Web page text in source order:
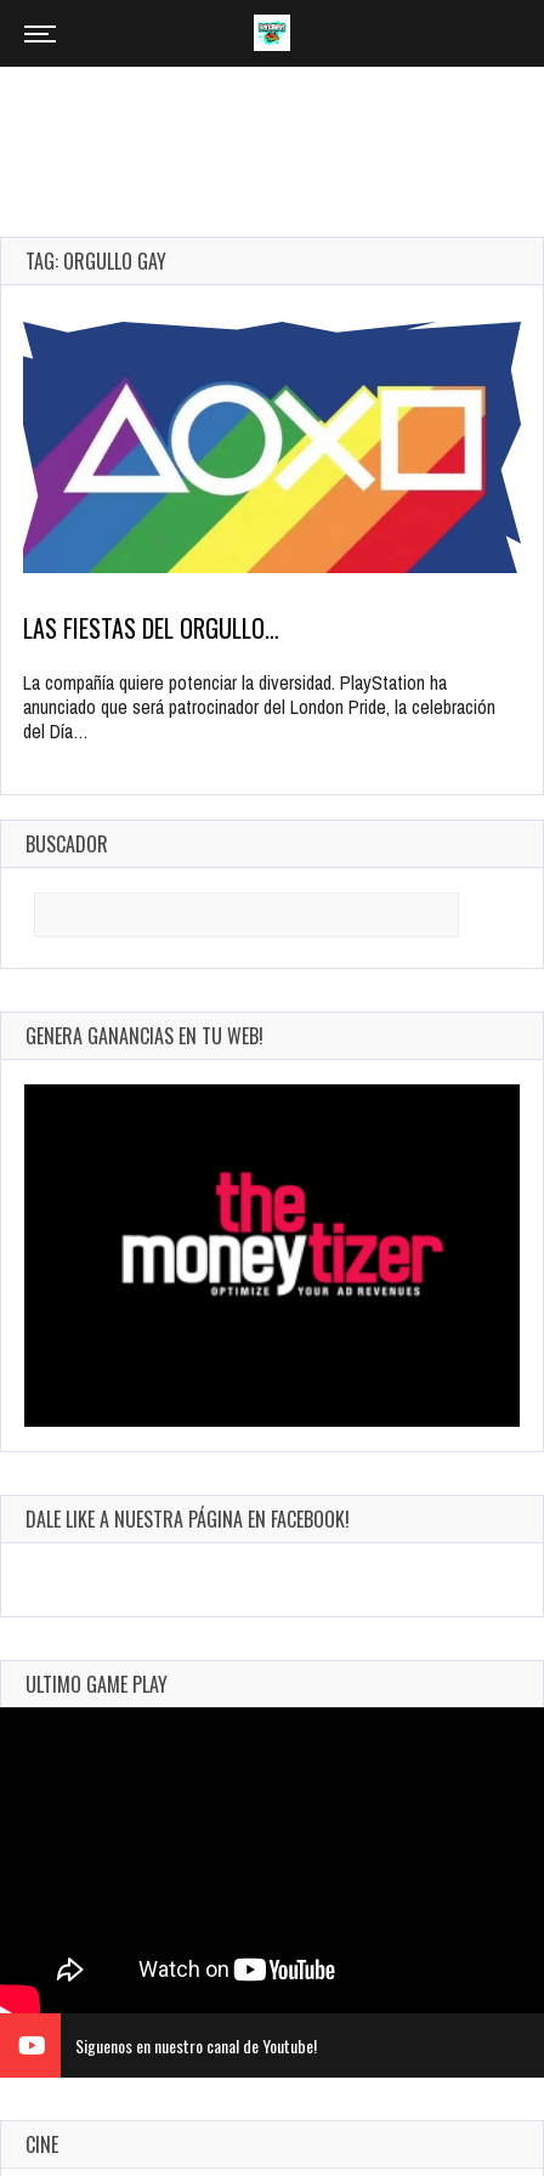
TAG: ORGULLO GAY
LAS FIESTAS DEL ORGULLO…
La compañía quiere potenciar la diversidad. PlayStation ha
anunciado que será patrocinador del London Pride, la celebración
del Día…
BUSCADOR
GENERA GANANCIAS EN TU WEB!
DALE LIKE A NUESTRA PÁGINA EN FACEBOOK!
ULTIMO GAME PLAY
Siguenos en nuestro canal de Youtube!
CINE